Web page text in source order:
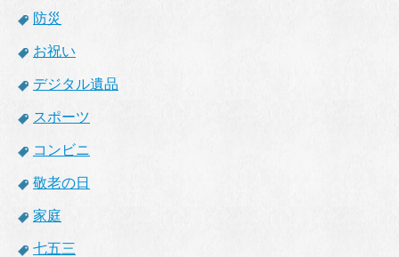
防災
お祝い
デジタル遺品
スポーツ
コンビニ
敬老の日
家庭
七五三